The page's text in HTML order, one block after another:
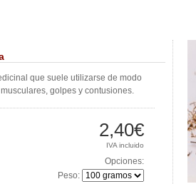
que suele utilizarse de modo
golpes y contusiones.
2,40€
IVA incluido
Opciones:
Peso: